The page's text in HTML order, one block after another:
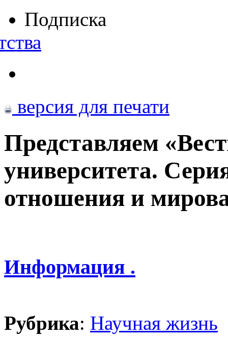
Подписка
версия для печати
Представляем
университета.
отношения и
Информация .
Рубрика: Научная жизнь